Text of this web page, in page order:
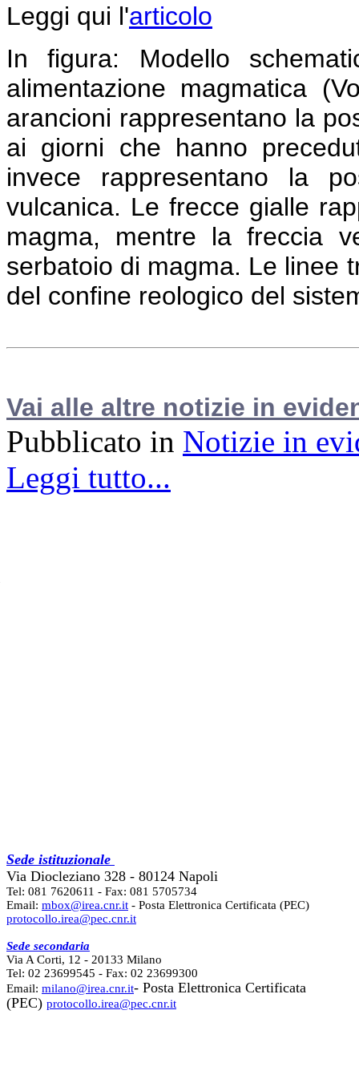
Leggi qui l'articolo
In figura: Modello
alimentazione magmatica
arancioni rappresentano la
ai giorni che hanno
invece rappresentano la
vulcanica. Le frecce gialle
magma, mentre la freccia
serbatoio di magma. Le linee
del confine reologico del
Vai alle altre notizie in
Pubblicato in Notizie in
Leggi tutto...
Sede istituzionale
Via Diocleziano 328 - 80124 Napoli
Tel: 081 7620611 - Fax: 081 5705734
Email: mbox@irea.cnr.it - Posta Elettronica Certificata (PEC)
protocollo.irea@pec.cnr.it
Sede secondaria
Via A Corti, 12 - 20133 Milano
Tel: 02 23699545 - Fax: 02 23699300
Email: milano@irea.cnr.it- Posta Elettronica Certificata
(PEC) protocollo.irea@pec.cnr.it